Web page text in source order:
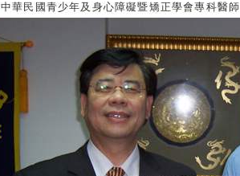
中華民國青少年及身心障礙暨矯正學會專科醫師